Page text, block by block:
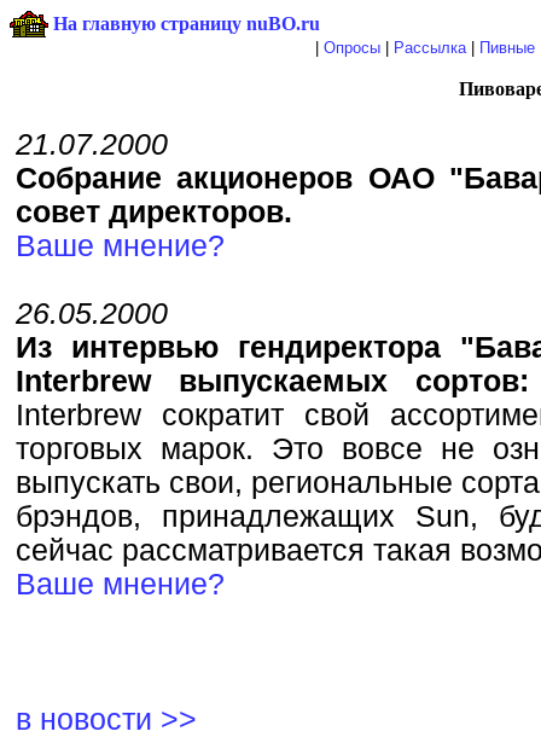
На главную страницу nuBO.ru
Опросы| Рассылка| Пивные
21.07.2000
Собрание акционеров ОАО
совет директоров.
Ваше мнение?
26.05.2000
Из интервью гендиректора
Interbrew выпускаемых сортов:
Interbrew сократит свой
торговых марок. Это вовсе не
выпускать свои, региональные
брэндов, принадлежащих Sun,
сейчас рассматривается такая
Ваше мнение?
в новости >>